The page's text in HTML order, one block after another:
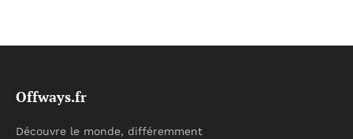
Offways.fr
Découvre le monde, différemment